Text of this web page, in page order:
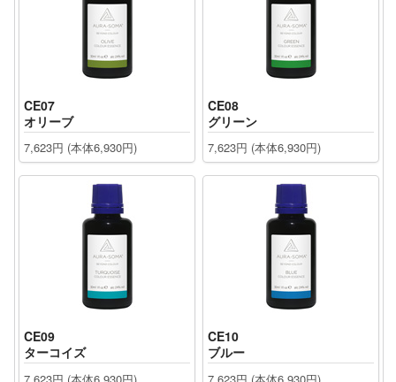
CE07
オリーブ
7,623円 (本体6,930円)
CE08
グリーン
7,623円 (本体6,930円)
CE09
ターコイズ
CE10
ブルー